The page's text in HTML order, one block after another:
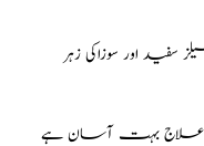
اور سوزاکی زہر